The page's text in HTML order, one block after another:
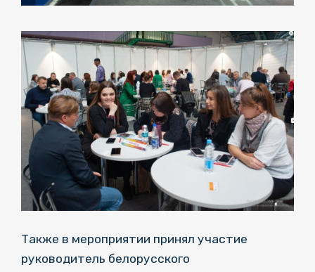
Также в мероприятии принял участие
руководитель белорусского